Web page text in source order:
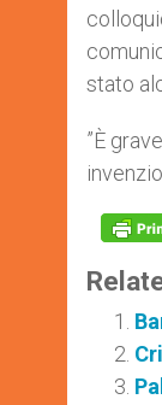
stato
”È